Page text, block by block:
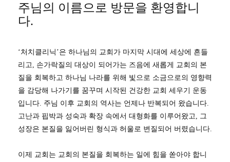
주님의 이름으로 방문을 환영합니
다.
‘처치클리닉’은 하나님의 교회가 마지막 시대에 세상에 흔들
리고, 손가락질의 대상이 되어가는 즈음에 새롭게 교회의 본
질을 회복하고 하나님 나라를 위해 빛으로 소금으로의 영향력
을 감당해 나가기를 꿈꾸며 시작된 건강한 교회 세우기 운동
입니다. 주님 이후 교회의 역사는 언제나 반복되어 왔습니다.
고난과 핍박과 성숙과 확장 속에서 대형화를 이루어왔고, 그
성장은 본질을 잃어버린 형식과 허울로 변질되어 버렸습니다.
이제 교회는 교회의 본질을 회복하는 일에 힘을 쏟아야 합니